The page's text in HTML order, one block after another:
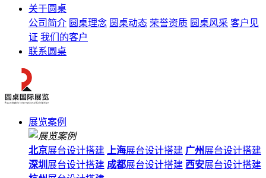
关于圆桌
公司简介 圆桌理念 圆桌动态 荣誉资质 圆桌风采 客户见
证 我们的客户
联系圆桌
展览案例
北京展台设计搭建 上海展台设计搭建 广州展台设计搭建
深圳 展台设计搭建 成都展台设计搭建 西安展台设计搭建